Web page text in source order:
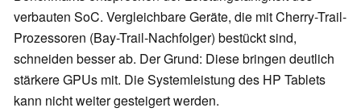
verbauten SoC. Vergleichbare Geräte, die mit Cherry-Trail-
Prozessoren (Bay-Trail-Nachfolger) bestückt sind,
schneiden besser ab. Der Grund: Diese bringen deutlich
stärkere GPUs mit. Die Systemleistung des HP Tablets
kann nicht weiter gesteigert werden.